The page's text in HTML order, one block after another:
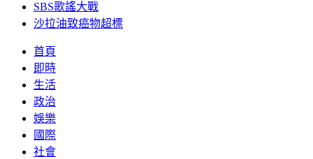
SBS歌謠大戰
沙拉油致癌物超標
首頁
即時
生活
政治
娛樂
國際
社會